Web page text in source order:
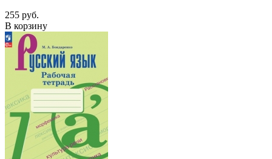
255 руб.
В корзину